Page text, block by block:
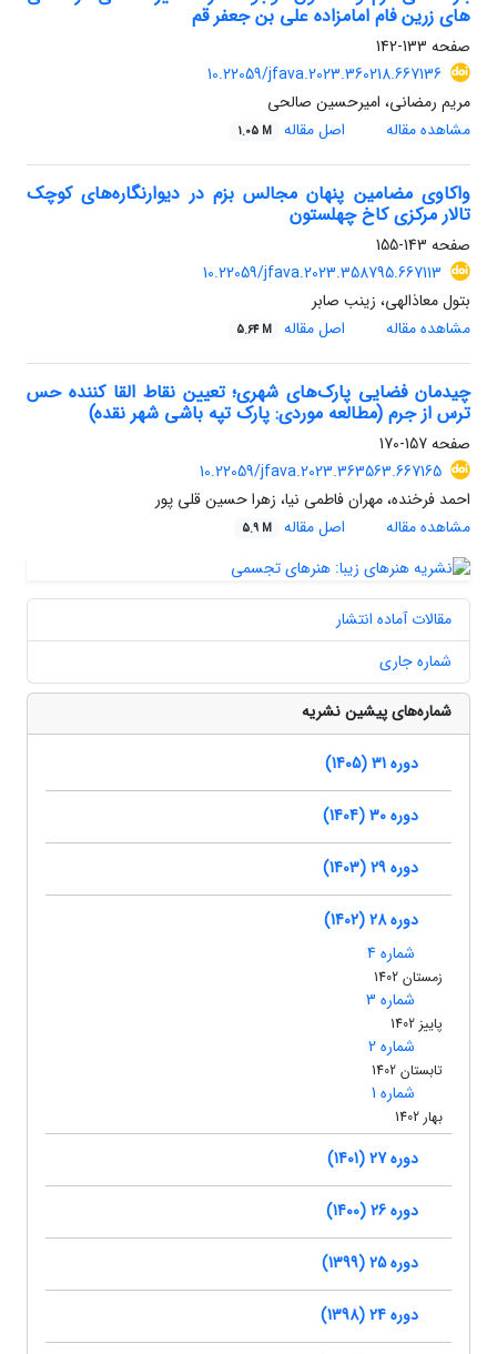
های زرین فام امامزاده علی بن جعفر قم
صفحه 133-142
10.22059/jfava.2023.360218.667136
مریم رمضانی، امیرحسین صالحی
مشاهده مقاله
اصل مقاله 1.05 M
واکاوی مضامین پنهان مجالس بزم در دیوارنگاره‌های کوچک
تالار مرکزی کاخ چهلستون
صفحه 143-155
10.22059/jfava.2023.358795.667113
بتول معاذالهی، زینب صابر
مشاهده مقاله
اصل مقاله 5.64 M
چیدمان فضایی پارک‌های شهری؛ تعیین نقاط القا کننده حس
ترس از جرم (مطالعه موردی: پارک تپه باشی شهر نقده)
صفحه157-170
10.22059/jfava.2023.363563.667165
احمد فرخنده، مهران فاطمی نیا، زهرا حسین قلی پور
مشاهده مقاله
اصل مقاله 5.9 M
مقالات آماده انتشار
شماره جاری
شماره‌های پیشین نشریه
دوره 31 (1405)
دوره 30 (1404)
دوره 29 (1403)
دوره 28 (1402)
شماره 4
زمستان 1402
شماره 3
پاییز 1402
شماره 2
تابستان 1402
شماره 1
بهار 1402
دوره 27 (1401)
دوره 26 (1400)
دوره 25 (1399)
دوره 24 (1398)